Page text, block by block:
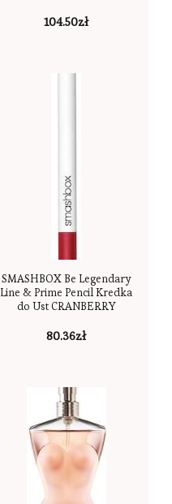
104.50zł
SMASHBOX Be Legendary
Line & Prime Pencil Kredka
do Ust CRANBERRY
80.36zł